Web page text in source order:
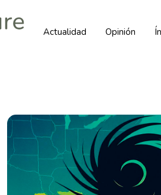
Actualidad Opinión